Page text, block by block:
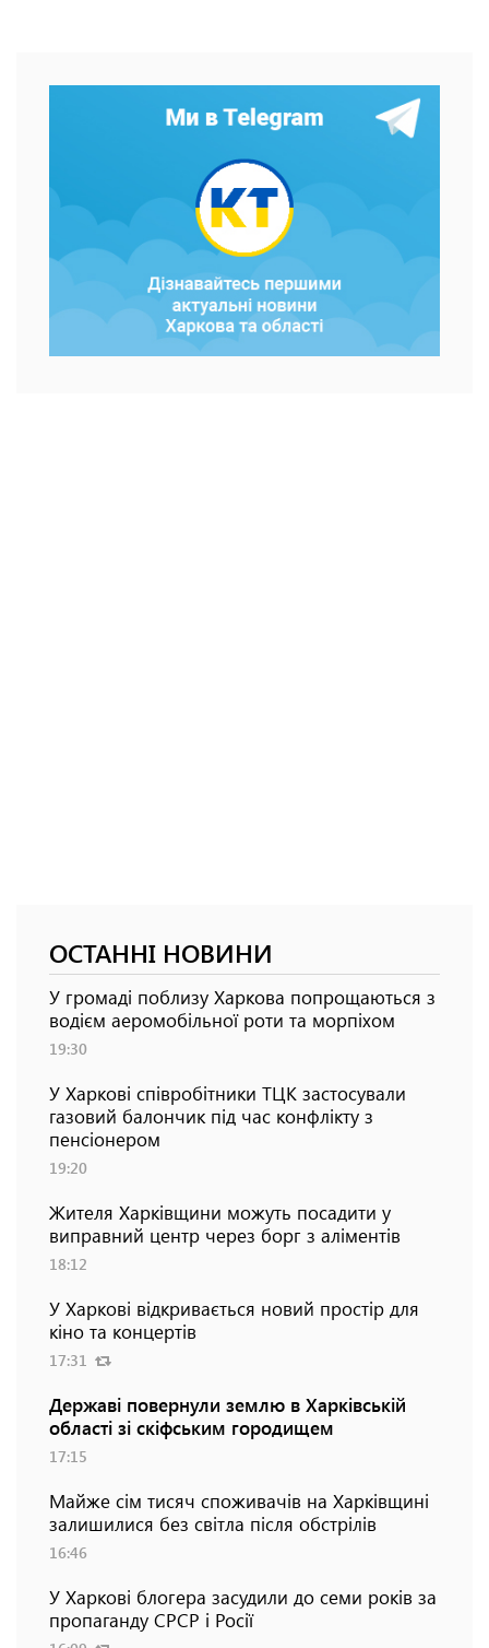
ОСТАННІ НОВИНИ
У громаді поблизу Харкова попрощаються з
водієм аеромобільної роти та морпіхом
19:30
У Харкові співробітники ТЦК застосували
газовий балончик під час конфлікту з
пенсіонером
19:20
Жителя Харківщини можуть посадити у
виправний центр через борг з аліментів
18:12
У Харкові відкривається новий простір для
кіно та концертів
17:31
Державі повернули землю в Харківській
області зі скіфським городищем
17:15
Майже сім тисяч споживачів на Харківщині
залишилися без світла після обстрілів
16:46
У Харкові блогера засудили до семи років за
пропаганду СРСР і Росії